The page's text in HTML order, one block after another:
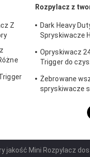
Z
Rozpylacz z
Dark Heavy
Spryskiwacze
Opryskiwacz
Trigger do
Żebrowane
spryskiwacze
jakość Mini Rozpylacz